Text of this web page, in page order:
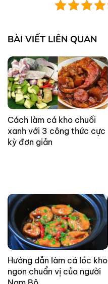
BÀI VIẾT LIÊN QUAN
Cách làm cá kho chuối
xanh với 3 công thức cực
kỳ đơn giản
Hướng dẫn làm cá lóc kho
ngon chuẩn vị của người